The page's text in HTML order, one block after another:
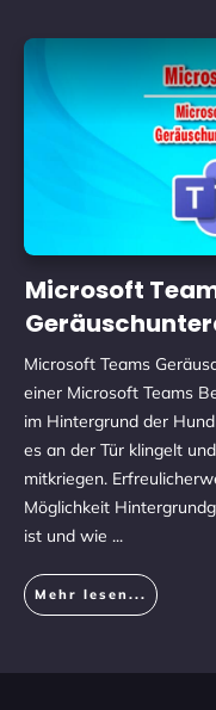
Microsoft
Microsoft Teams
einer Microsoft Teams
im Hintergrund der
es an der Tür klingelt
mitkriegen.
Möglichkeit
ist und wie ...
Mehr lesen...